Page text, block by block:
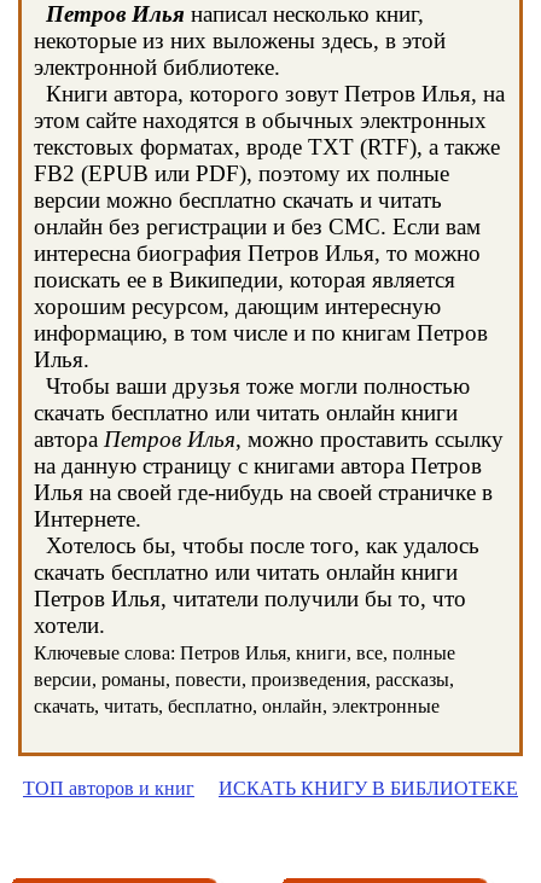
Петров Илья написал несколько книг,
некоторые из них выложены здесь, в этой
электронной библиотеке.
Книги автора, которого зовут Петров Илья, на
этом сайте находятся в обычных электронных
текстовых форматах, вроде TXT (RTF), а также
FB2 (EPUB или PDF), поэтому их полные
версии можно бесплатно скачать и читать
онлайн без регистрации и без СМС. Если вам
интересна биография Петров Илья, то можно
поискать ее в Википедии, которая является
хорошим ресурсом, дающим интересную
информацию, в том числе и по книгам Петров
Илья.
Чтобы ваши друзья тоже могли полностью
скачать бесплатно или читать онлайн книги
автора Петров Илья, можно проставить ссылку
на данную страницу с книгами автора Петров
Илья на своей где-нибудь на своей страничке в
Интернете.
Хотелось бы, чтобы после того, как удалось
скачать бесплатно или читать онлайн книги
Петров Илья, читатели получили бы то, что
хотели.
Ключевые слова: Петров Илья, книги, все, полные
версии, романы, повести, произведения, рассказы,
скачать, читать, бесплатно, онлайн, электронные
ТОП авторов и книг ИСКАТЬ КНИГУ В БИБЛИОТЕКЕ